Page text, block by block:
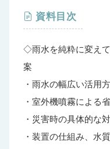
資料目次
◇雨水を純粋に変え
案
・雨水の幅広い活用
・室外機噴霧による
・災害時の具体的な
・装置の仕組み、水